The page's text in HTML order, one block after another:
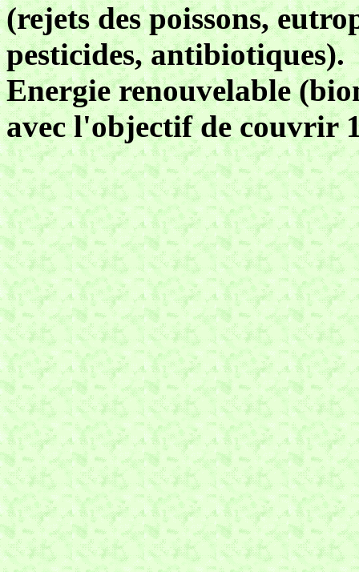
(rejets des poissons,
pesticides, antibiotiques).
Energie renouvelable
avec l'objectif de couvrir